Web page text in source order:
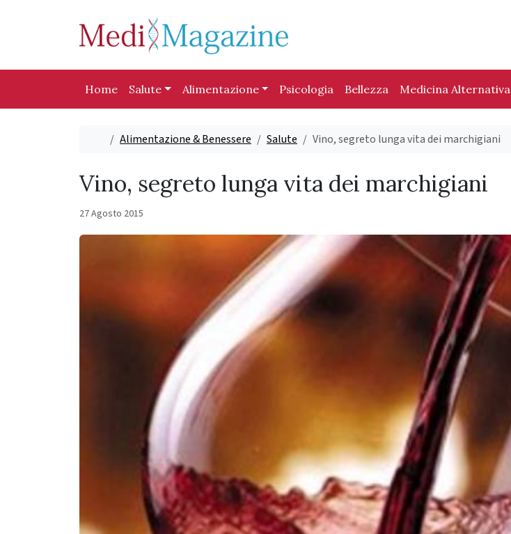
Home Salute Alimentazione Psicologia Bellezza Medicina Alternativa
Home
Alimentazione & Benessere Salute Vino, segreto lunga vita dei marchigiani
Vino, segreto lunga vita dei marchigiani
27 Agosto 2015